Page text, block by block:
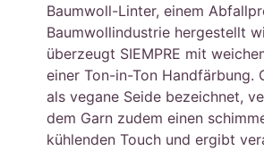
Baumwoll-Linter, einem
Baumwollindustrie hergestellt
überzeugt SIEMPRE mit
einer Ton-in-Ton Handfärbung.
als vegane Seide bezeichnet,
dem Garn zudem einen
kühlenden Touch und ergibt